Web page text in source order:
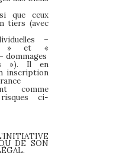
que ceux
tiers (avec
–
» et «
dommages
»). Il en
inscription
comme
ci-
DE SON